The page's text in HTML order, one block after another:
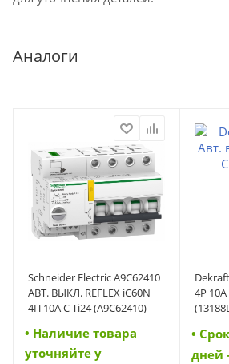
Аналоги
Schneider Electric A9C62410
АВТ. ВЫКЛ. REFLEX iC60N
4П 10A C Ti24 (A9C62410)
• Наличие товара
уточняйте у
4P
•
дней